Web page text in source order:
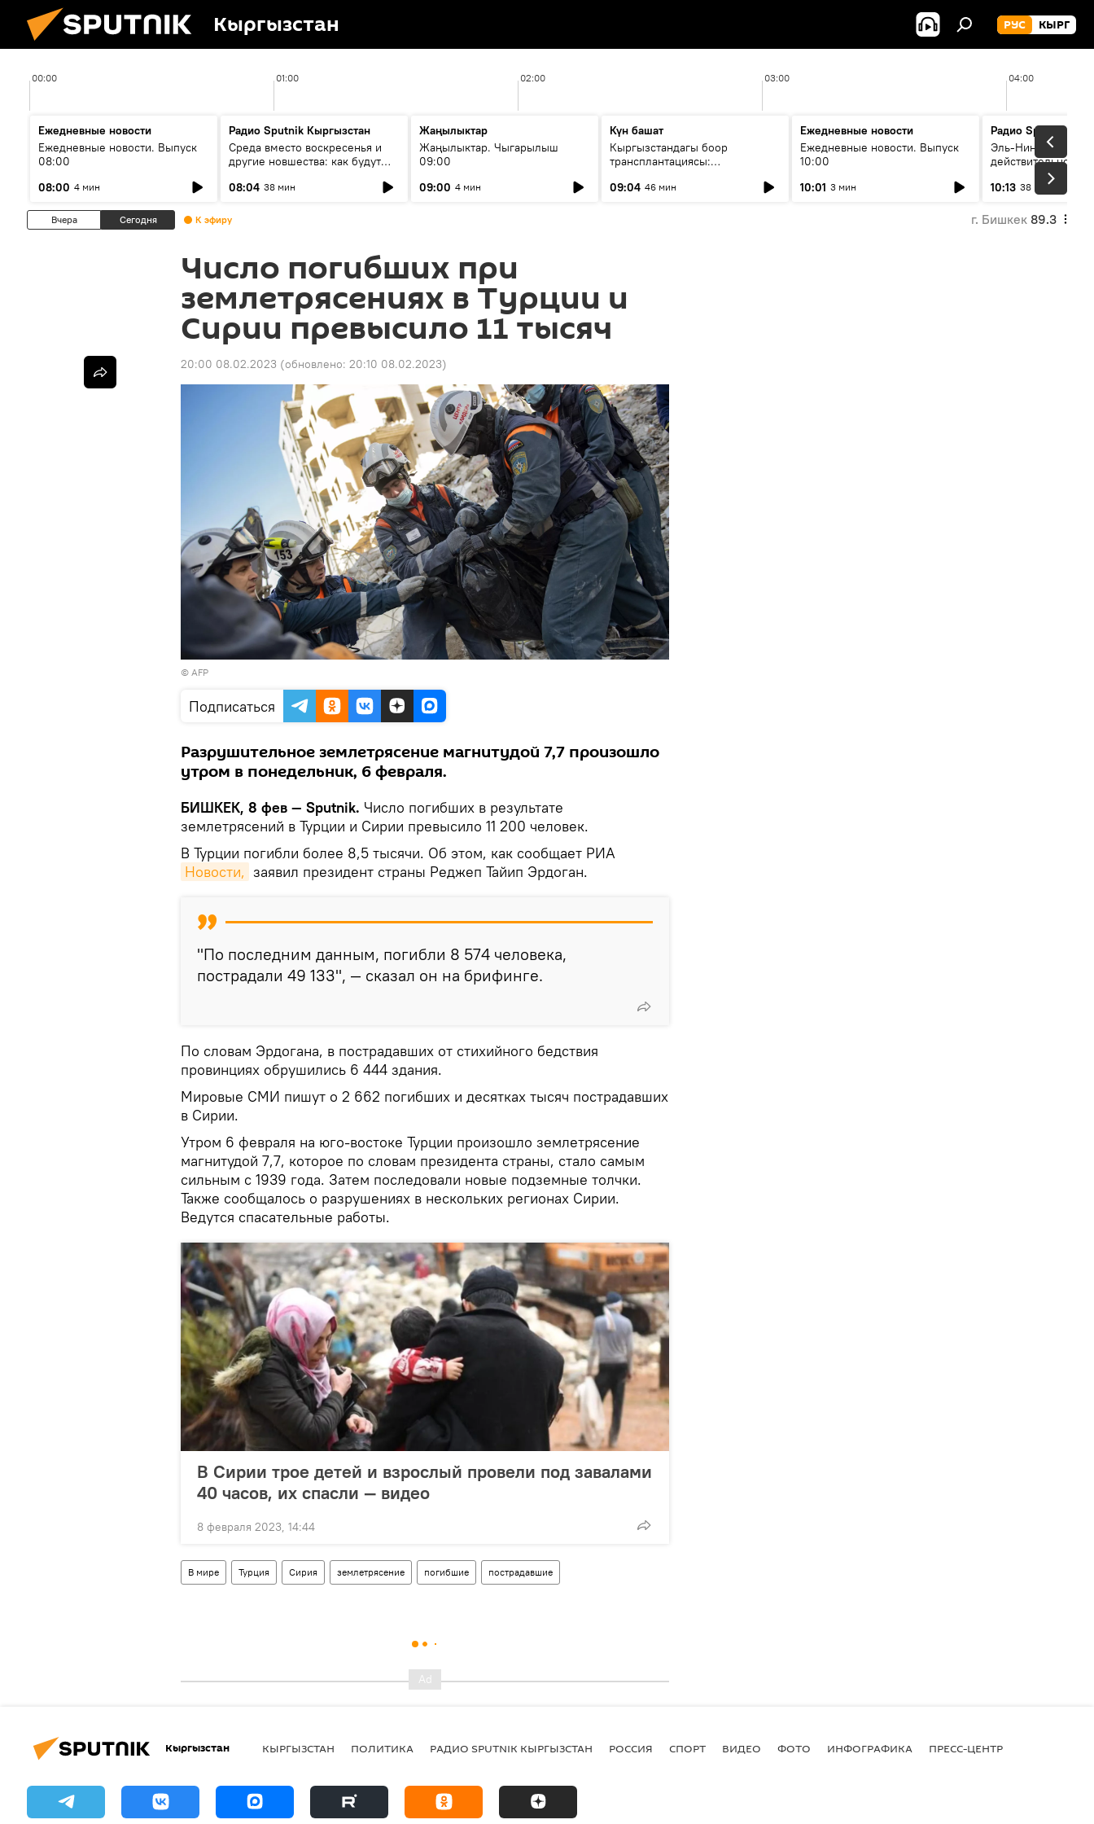
Кыргызстан РУС КЫРГ
00:00 01:00 02:00 03:00 04:00
Ежедневные новости
Ежедневные новости. Выпуск
08:00
08:00 4 мин
Радио Sputnik Кыргызстан
Среда вместо воскресенья и
другие новшества: как будут
08:04 38 мин
Жаңылыктар
Жаңылыктар. Чыгарылыш
09:00
09:00 4 мин
Күн башат
Кыргызстандагы боор
трансплантациясы:
келечеги
09:04 46 мин
Ежедневные новости
Ежедневные новости. Выпуск
10:00
10:01 3 мин
Радио Sputnik
Эль-Ниньо, жара и
действительно
погоду в
10:13 38 мин
Вчера Сегодня К эфиру г. Бишкек 89.3
Число погибших при
землетрясениях в Турции и
Сирии превысило 11 тысяч
20:00 08.02.2023 (обновлено: 20:10 08.02.2023)
© AFP
Подписаться
Разрушительное землетрясение магнитудой 7,7 произошло
утром в понедельник, 6 февраля.
БИШКЕК, 8 фев — Sputnik. Число погибших в результате
землетрясений в Турции и Сирии превысило 11 200 человек.
В Турции погибли более 8,5 тысячи. Об этом, как сообщает РИА
Новости, заявил президент страны Реджеп Тайип Эрдоган.
"По последним данным, погибли 8 574 человека,
пострадали 49 133", — сказал он на брифинге.
По словам Эрдогана, в пострадавших от стихийного бедствия
провинциях обрушились 6 444 здания.
Мировые СМИ пишут о 2 662 погибших и десятках тысяч пострадавших
в Сирии.
Утром 6 февраля на юго-востоке Турции произошло землетрясение
магнитудой 7,7, которое по словам президента страны, стало самым
сильным с 1939 года. Затем последовали новые подземные толчки.
Также сообщалось о разрушениях в нескольких регионах Сирии.
Ведутся спасательные работы.
В Сирии трое детей и взрослый провели под завалами
40 часов, их спасли — видео
8 февраля 2023, 14:44
В мире Турция Сирия землетрясение погибшие пострадавшие
Кыргызстан КЫРГЫЗСТАН ПОЛИТИКА РАДИО SPUTNIK КЫРГЫЗСТАН РОССИЯ СПОРТ ВИДЕО ФОТО ИНФОГРАФИКА ПРЕСС-ЦЕНТР